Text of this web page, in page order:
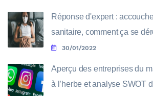
Réponse d'expert :
sanitaire, comment ça se
30/01/2022
Aperçu des entreprises du
à l’herbe et analyse SWOT